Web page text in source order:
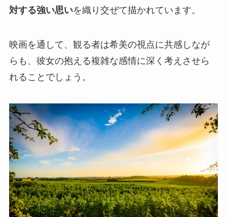
対する強い思いを織り交ぜて描かれています。
映画を通して、観る者は希美の視点に共感しなが
らも、彼女の抱える複雑な感情に深く考えさせら
れることでしょう。